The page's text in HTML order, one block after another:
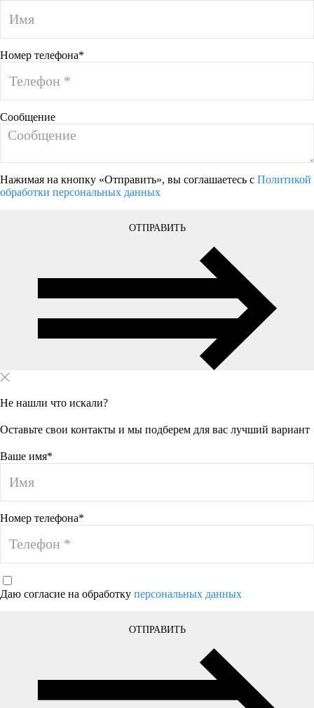
Номер телефона*
Сообщение
Нажимая на кнопку «Отправить», вы соглашаетесь с Политикой
обработки персональных данных
ОТПРАВИТЬ
Не нашли что искали?
Оставьте свои контакты и мы подберем для вас лучший вариант
Ваше имя*
Номер телефона*
Даю согласие на обработку персональных данных
ОТПРАВИТЬ